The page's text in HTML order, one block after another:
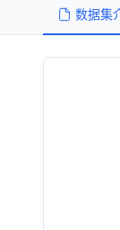
数据集